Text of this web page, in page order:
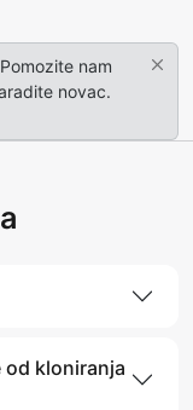
nam
novac.
od kloniranja